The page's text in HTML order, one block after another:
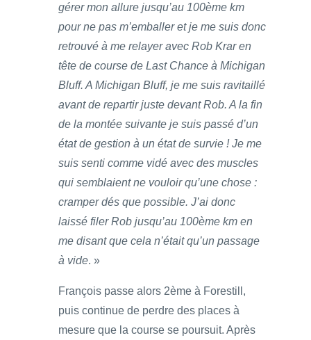
gérer mon allure jusqu’au 100ème km
pour ne pas m’emballer et je me suis donc
retrouvé à me relayer avec Rob Krar en
tête de course de Last Chance à Michigan
Bluff. A Michigan Bluff, je me suis ravitaillé
avant de repartir juste devant Rob. A la fin
de la montée suivante je suis passé d’un
état de gestion à un état de survie ! Je me
suis senti comme vidé avec des muscles
qui semblaient ne vouloir qu’une chose :
cramper dés que possible. J’ai donc
laissé filer Rob jusqu’au 100ème km en
me disant que cela n’était qu’un passage
à vide. »
François passe alors 2ème à Forestill,
puis continue de perdre des places à
mesure que la course se poursuit. Après